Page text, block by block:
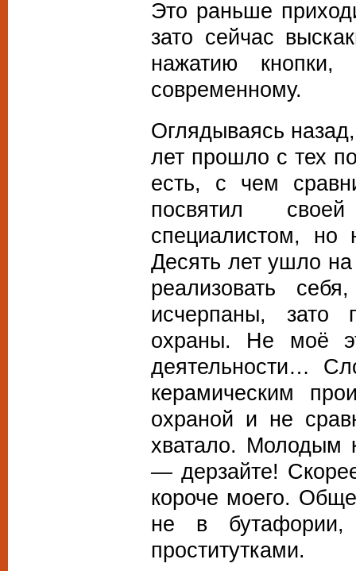
Это раньше
зато сейчас
нажатию
современному.
Оглядываясь
лет прошло с тех
есть, с чем
посвятил
специалистом,
Десять лет ушло
реализовать
исчерпаны, зато
охраны. Не моё
деятельности…
керамическим
охраной и не
хватало. Молодым
— дерзайте!
короче моего.
не в бутафории,
проститутками.